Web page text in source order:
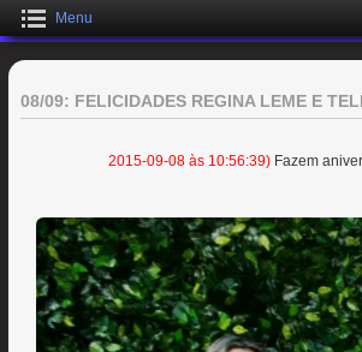
Menu
08/09: FELICIDADES REGINA LEME E
2015-09-08 às 10:56:39)Fazem